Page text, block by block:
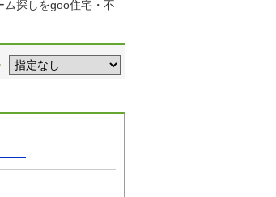
ム探しをgoo住宅・不